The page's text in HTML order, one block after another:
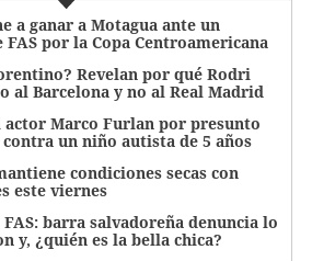
a ganar a Motagua ante un
por la Copa Centroamericana
Revelan por qué Rodri
al Barcelona y no al Real Madrid
actor Marco Furlan por presunto
un niño autista de 5 años
condiciones secas con
este viernes
barra salvadoreña denuncia lo
y, ¿quién es la bella chica?